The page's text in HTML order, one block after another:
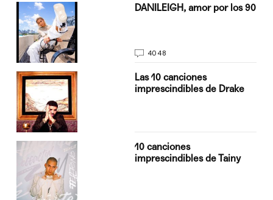
DANILEIGH, amor por los 90
4048
Las 10 canciones
imprescindibles de Drake
10 canciones
imprescindibles de Tainy